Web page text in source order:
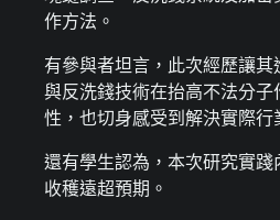
作方法。
有參與者坦言，此次經歷讓
與反洗錢技術在抬高不法分
性，也切身感受到解決實際行
還有學生認為，本次研究實踐
收穫遠超預期。